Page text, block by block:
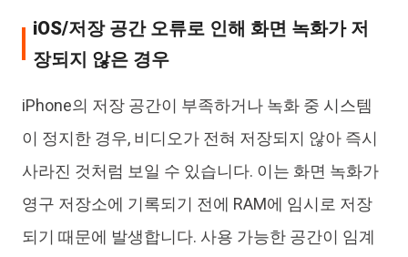
iOS/저장 공간 오류로 인해 화면 녹화가 저
장되지 않은 경우
iPhone의 저장 공간이 부족하거나 녹화 중 시스템
이 정지한 경우, 비디오가 전혀 저장되지 않아 즉시
사라진 것처럼 보일 수 있습니다. 이는 화면 녹화가
영구 저장소에 기록되기 전에 RAM에 임시로 저장
되기 때문에 발생합니다. 사용 가능한 공간이 임계